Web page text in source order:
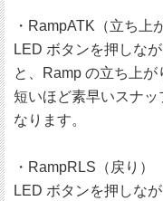
・RampATK（立ち上
LED ボタンを押しな
と、Ramp の立ち上が
短いほど素早いスナ
なります。
・RampRLS（戻り）
LED ボタンを押しな